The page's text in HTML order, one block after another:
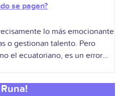
se pagan?
lo más emocionante
o gestionan talento. Pero
el ecuatoriano, es un error